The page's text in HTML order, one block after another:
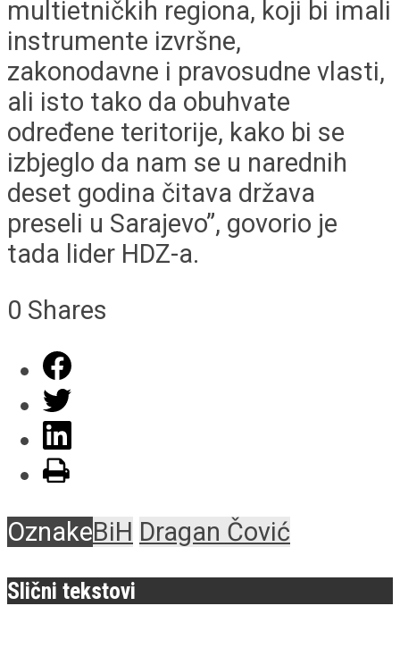
multietničkih regiona, koji bi imali
instrumente izvršne,
zakonodavne i pravosudne vlasti,
ali isto tako da obuhvate
određene teritorije, kako bi se
izbjeglo da nam se u narednih
deset godina čitava država
preseli u Sarajevo”, govorio je
tada lider HDZ-a.
0 Shares
OznakeBiH Dragan Čović
Slični tekstovi